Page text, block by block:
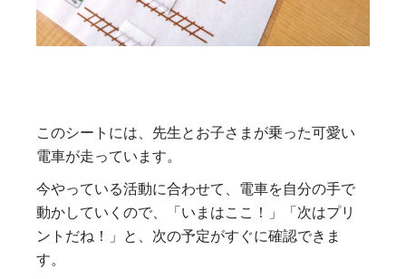
このシートには、先生とお子さまが乗った可愛い
電車が走っています。
今やっている活動に合わせて、電車を自分の手で
動かしていくので、「いまはここ！」「次はプリ
ントだね！」と、次の予定がすぐに確認できま
す。